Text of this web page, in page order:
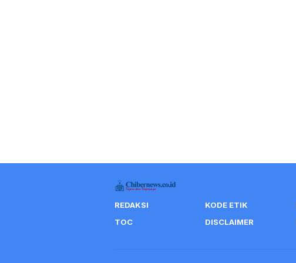
REDAKSI KODE ETIK
TOC
DISCLAIMER